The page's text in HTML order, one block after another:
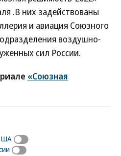
.В них задействованы
и авиация Союзного
воздушно-
сил России.
«Союзная